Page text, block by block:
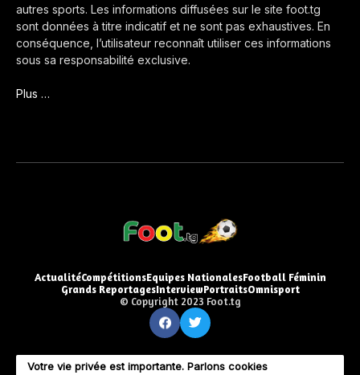
autres sports. Les informations diffusées sur le site foot.tg
sont données à titre indicatif et ne sont pas exhaustives. En
conséquence, l’utilisateur reconnaît utiliser ces informations
sous sa responsabilité exclusive.
Plus …
ActualitéCompétitionsEquipes NationalesFootball Féminin
Grands ReportagesInterviewPortraitsOmnisport
© Copyright 2023 Foot.tg
Votre vie privée est importante. Parlons cookies